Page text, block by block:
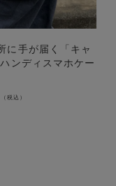
に手が届く「キャ
ンディスマホケー
（税込）